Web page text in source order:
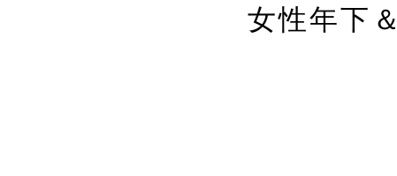
女性年下